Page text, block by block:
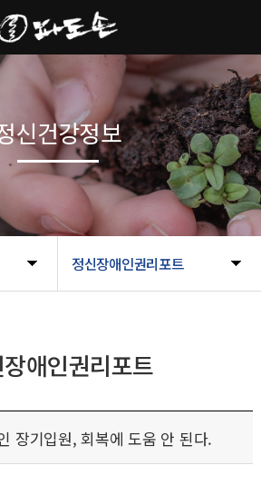
정신장애인권리포트
신건강정보
애인권리포트
장기입원, 회복에 도움 안 된다.